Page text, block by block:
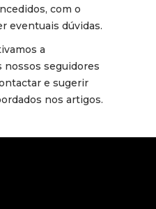
com o
eventuais dúvidas.
a
nossos seguidores
e sugerir
nos artigos.